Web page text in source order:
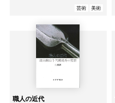
芸術 美術
職人の近代